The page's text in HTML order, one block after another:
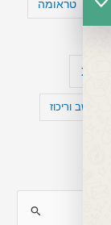
טראומה
עיצות
קשב וריכוז